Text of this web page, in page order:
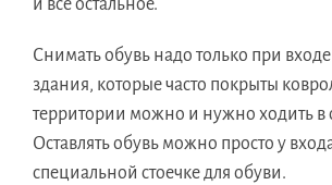
и всё остальное.
Снимать обувь надо только при
здания, которые часто покрыты
территории можно и нужно ходить в
Оставлять обувь можно просто у
специальной стоечке для обуви.